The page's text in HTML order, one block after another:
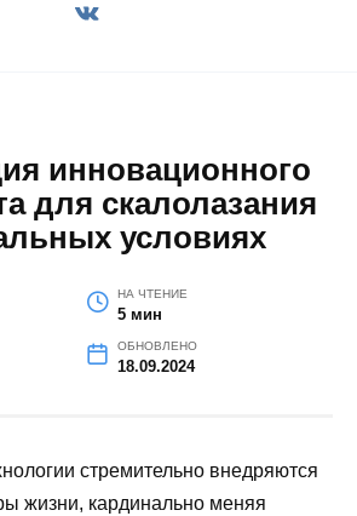
инновационного
для скалолазания
условиях
НА ЧТЕНИЕ
5 мин
ОБНОВЛЕНО
18.09.2024
стремительно внедряются
жизни, кардинально меняя